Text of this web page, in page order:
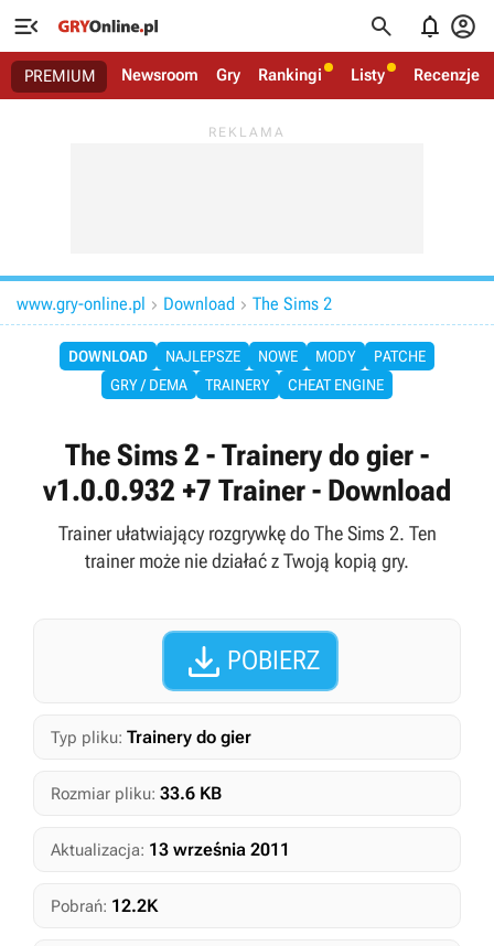
   
PREMIUM Newsroom Gry Rankingi Listy Recenzje
www.gry-online.pl  Download  The Sims 2
DOWNLOAD NAJLEPSZE NOWE MODY
PATCHE
GRY / DEMA
TRAINERY CHEAT ENGINE
The Sims 2 - Trainery do gier -
v1.0.0.932 +7 Trainer - Download
Trainer ułatwiający rozgrywkę do The Sims 2. Ten
trainer może nie działać z Twoją kopią gry.
 POBIERZ
Typ pliku: Trainery do gier
Rozmiar pliku: 33.6 KB
Aktualizacja: 13 września 2011
Pobrań: 12.2K